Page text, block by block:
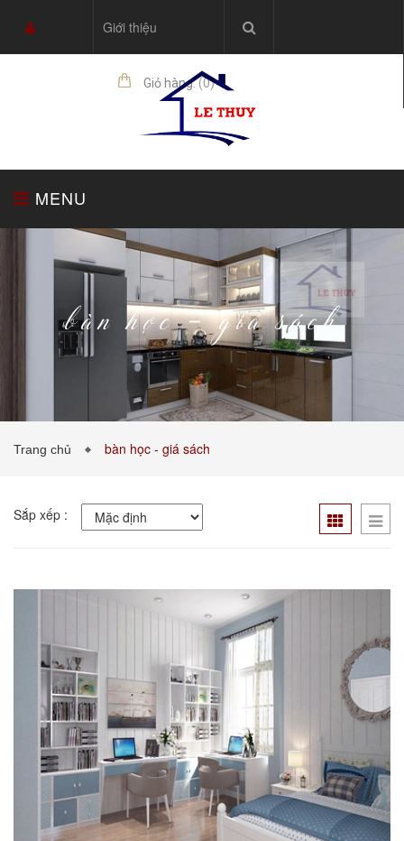
Giới thiệu
Giỏ hàng:(0)
MENU
TỦ BẾP THIẾT BỊ NHÀ BẾP
BẢNG GIÁ VẬT LIỆU LIÊN HỆ 0989043453
bàn học - giá sách
Trang chủ bàn học - giá sách
Sắp xếp :